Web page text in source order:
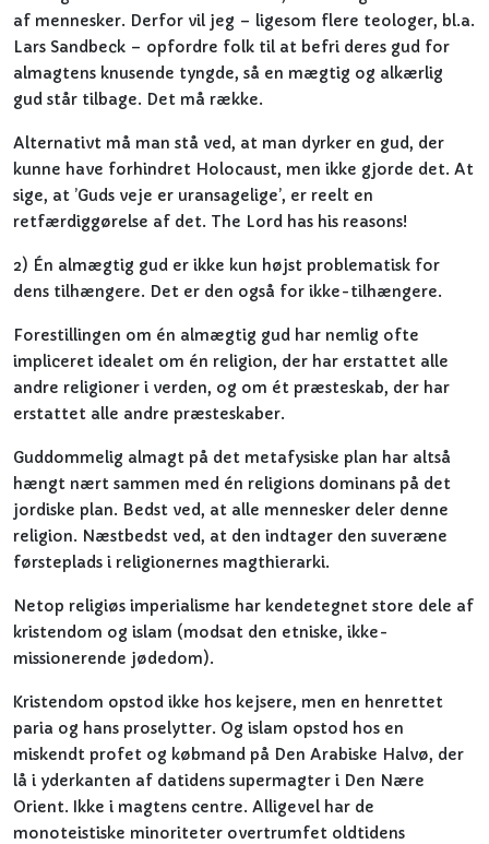
af mennesker. Derfor vil jeg – ligesom flere teologer, bl.a.
Lars Sandbeck – opfordre folk til at befri deres gud for
almagtens knusende tyngde, så en mægtig og alkærlig
gud står tilbage. Det må række.
Alternativt må man stå ved, at man dyrker en gud, der
kunne have forhindret Holocaust, men ikke gjorde det. At
sige, at ’Guds veje er uransagelige’, er reelt en
retfærdiggørelse af det. The Lord has his reasons!
2) Én almægtig gud er ikke kun højst problematisk for
dens tilhængere. Det er den også for ikke-tilhængere.
Forestillingen om én almægtig gud har nemlig ofte
impliceret idealet om én religion, der har erstattet alle
andre religioner i verden, og om ét præsteskab, der har
erstattet alle andre præsteskaber.
Guddommelig almagt på det metafysiske plan har altså
hængt nært sammen med én religions dominans på det
jordiske plan. Bedst ved, at alle mennesker deler denne
religion. Næstbedst ved, at den indtager den suveræne
førsteplads i religionernes magthierarki.
Netop religiøs imperialisme har kendetegnet store dele af
kristendom og islam (modsat den etniske, ikke-
missionerende jødedom).
Kristendom opstod ikke hos kejsere, men en henrettet
paria og hans proselytter. Og islam opstod hos en
miskendt profet og købmand på Den Arabiske Halvø, der
lå i yderkanten af datidens supermagter i Den Nære
Orient. Ikke i magtens centre. Alligevel har de
monoteistiske minoriteter overtrumfet oldtidens